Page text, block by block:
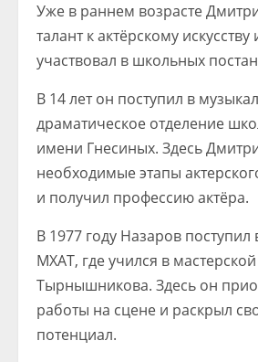
Уже в раннем возрасте
талант к актёрскому искусству
участвовал в школьных
В 14 лет он поступил в
драматическое отделение
имени Гнесиных. Здесь
необходимые этапы
и получил профессию актёра.
В 1977 году Назаров
МХАТ, где учился в
Тырнышникова. Здесь он
работы на сцене и раскрыл
потенциал.